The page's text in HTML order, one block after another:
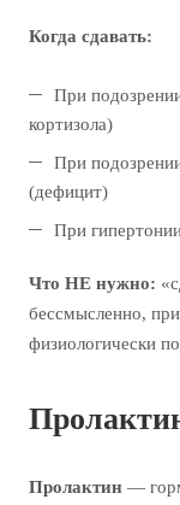
Когда сдавать:
При
кортизола)
При
(дефицит)
При
Что НЕ нужно:
бессмысленно,
физиологически
Пролактин —